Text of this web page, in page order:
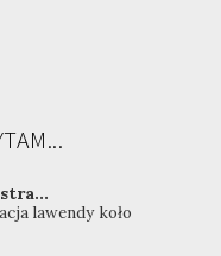
lawendy koło